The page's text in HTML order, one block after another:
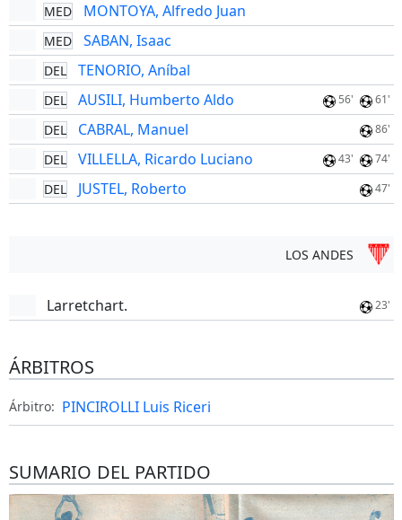
MED MONTOYA, Alfredo Juan
MED SABAN, Isaac
DEL TENORIO, Aníbal
DEL AUSILI, Humberto Aldo 56' 61'
DEL CABRAL, Manuel 86'
DEL VILLELLA, Ricardo Luciano 43' 74'
DEL JUSTEL, Roberto 47'
LOS ANDES
Larretchart. 23'
ÁRBITROS
Árbitro: PINCIROLLI Luis Riceri
SUMARIO DEL PARTIDO